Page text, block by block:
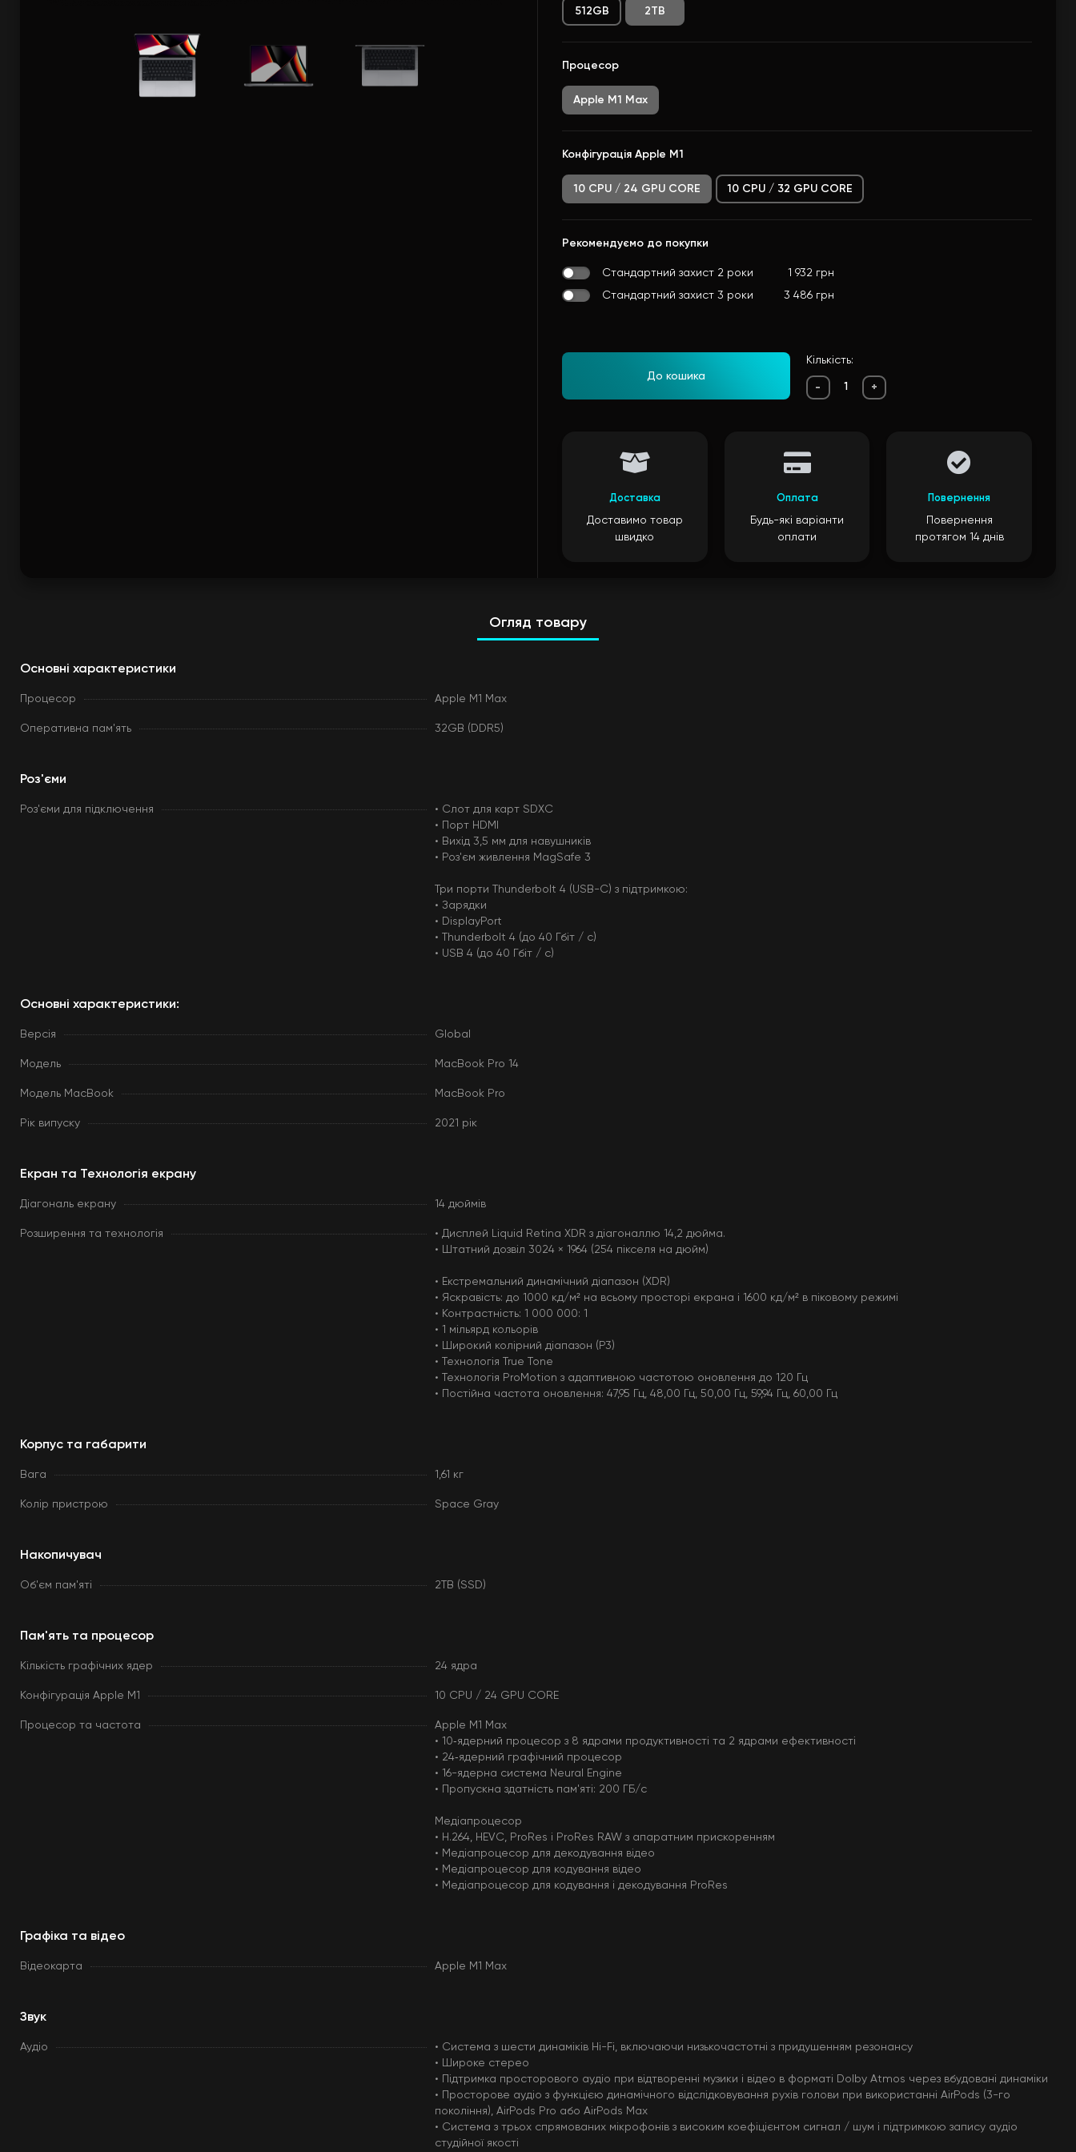
512GB 2TB
Процесор
Apple M1 Max
Конфігурація Apple M1
10 CPU / 24 GPU CORE 10 CPU / 32 GPU CORE
Рекомендуємо до покупки
Стандартний захист 2 роки
1 932 грн
Стандартний захист 3 роки
3 486 грн
До кошика
Кількість:
- +
Доставка
Доставимо товар
швидко
Оплата
Будь-які варіанти
оплати
Повернення
Повернення
протягом 14 днів
Огляд товару
Основні характеристики
Процесор Apple M1 Max
Оперативна пам'ять 32GB (DDR5)
Роз'єми
Роз'єми для підключення
• Слот для карт SDXC
• Порт HDMI
• Вихід 3,5 мм для навушників
• Роз'єм живлення MagSafe 3
Три порти Thunderbolt 4 (USB-C) з підтримкою:
• Зарядки
• DisplayPort
• Thunderbolt 4 (до 40 Гбіт / с)
• USB 4 (до 40 Гбіт / с)
Основні характеристики:
Версія Global
Модель MacBook Pro 14
Модель MacBook MacBook Pro
Рік випуску 2021 рік
Екран та Технологія екрану
Діагональ екрану 14 дюймів
Розширення та технологія
• Дисплей Liquid Retina XDR з діагоналлю 14,2 дюйма.
• Штатний дозвіл 3024 × 1964 (254 пікселя на дюйм)
• Екстремальний динамічний діапазон (XDR)
• Яскравість: до 1000 кд/м² на всьому просторі екрана і 1600 кд/м² в піковому режимі
• Контрастність: 1 000 000: 1
• 1 мільярд кольорів
• Широкий колірний діапазон (P3)
• Технологія True Tone
• Технологія ProMotion з адаптивною частотою оновлення до 120 Гц
• Постійна частота оновлення: 47,95 Гц, 48,00 Гц, 50,00 Гц, 59,94 Гц, 60,00 Гц
Корпус та габарити
Вага 1,61 кг
Колір пристрою Space Gray
Накопичувач
Об'єм пам'яті 2TB (SSD)
Пам'ять та процесор
Кількість графічних ядер 24 ядра
Конфігурація Apple M1 10 CPU / 24 GPU CORE
Процесор та частота
Apple M1 Max
• 10‑ядерний процесор з 8 ядрами продуктивності та 2 ядрами ефективності
• 24‑ядерний графічний процесор
• 16-ядерна система Neural Engine
• Пропускна здатність пам'яті: 200 ГБ/с
Медіапроцесор
• H.264, HEVC, ProRes і ProRes RAW з апаратним прискоренням
• Медіапроцесор для декодування відео
• Медіапроцесор для кодування відео
• Медіапроцесор для кодування і декодування ProRes
Графіка та відео
Відеокарта Apple M1 Max
Звук
Аудіо
• Система з шести динаміків Hi-Fi, включаючи низькочастотні з придушенням резонансу
• Широке стерео
• Підтримка просторового аудіо при відтворенні музики і відео в форматі Dolby Atmos через вбудовані динаміки
• Просторове аудіо з функцією динамічного відслідковування рухів голови при використанні AirPods (3-го
покоління), AirPods Pro або AirPods Max
• Система з трьох спрямованих мікрофонів з високим коефіцієнтом сигнал / шум і підтримкою запису аудіо
студійної якості